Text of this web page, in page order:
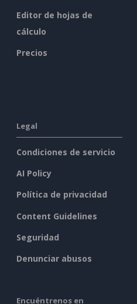
Editor de hojas de
cálculo
Precios
Legal
Condiciones de servicio
AI Policy
Política de privacidad
Content Guidelines
Seguridad
Denunciar abusos
Encuéntrenos en